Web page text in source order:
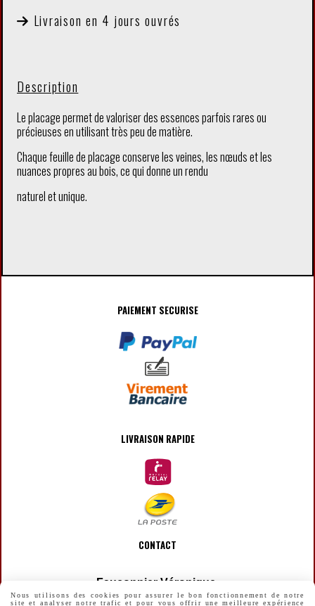
Livraison en 4 jours ouvrés
Description
Le placage permet de valoriser des essences parfois rares ou
précieuses en utilisant très peu de matière.
Chaque feuille de placage conserve les veines, les nœuds et les
nuances propres au bois, ce qui donne un rendu
naturel et unique.
PAIEMENT SECURISE
LIVRAISON RAPIDE
CONTACT
Fauconnier Véronique
Nous utilisons des cookies pour assurer le bon fonctionnement de notre
site et analyser notre trafic et pour vous offrir une meilleure expérience